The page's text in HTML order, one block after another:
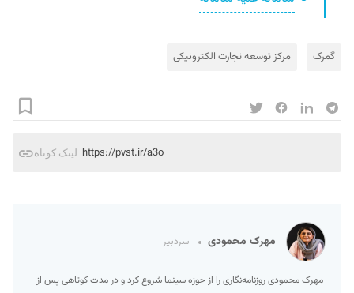
گمرک مرکز توسعه تجارت الکترونیکی
لینک کوتاه https://pvst.ir/a3o
مهرک محمودی سردبیر
مهرک محمودی روزنامه‌نگاری را از حوزه سینما شروع کرد و در مدت کوتاهی پس از